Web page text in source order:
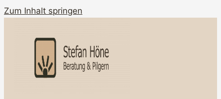
Zum Inhalt springen